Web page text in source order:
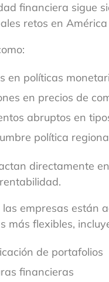
financiera sigue
retos en
en políticas
en precios de
abruptos en
política
directamente
las empresas están
más flexibles,
de portafolios
financieras